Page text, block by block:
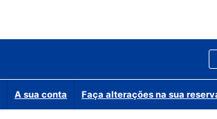
A sua conta Faça alterações na sua